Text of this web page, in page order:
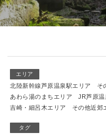
エリア
北陸新幹線芦原温泉駅エリア
そ
あわら湯のまちエリア
JR芦原温
吉崎・細呂木エリア
その他近郊
タグ